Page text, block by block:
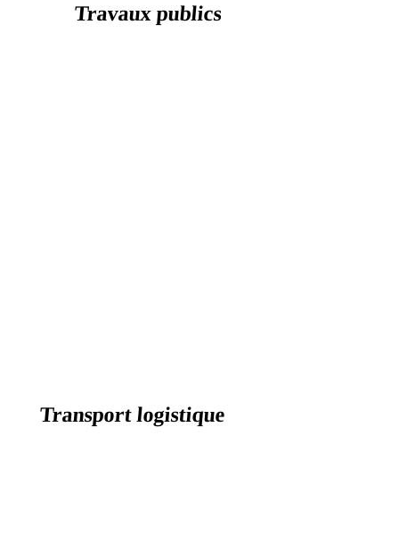
Travaux publics
Transport logistique